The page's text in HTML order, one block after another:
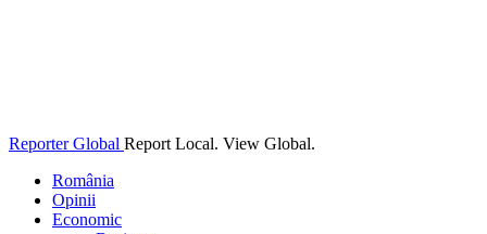
Reporter Global Report Local. View Global.
România
Opinii
Economic